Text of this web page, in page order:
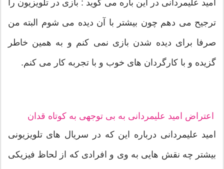
امید علیمردانی در این باره می گوید : بازی در تلویزیون را
ترجیح می دهم چون بیشتر با آن دیده می شوم البته من
صرفا برای دیده شدن بازی نمی کنم و به همین خاطر
گزیده و با کارگردان های خوب و با تجربه کار می کنم.
اعتراض امید علیمردانی به بی توجهی به کوتاه قدان
امید علیمردانی درباره این که در سریال های تلویزیونی
بیشتر چه نقش هایی به وی و افرادی که از لحاظ فیزیکی